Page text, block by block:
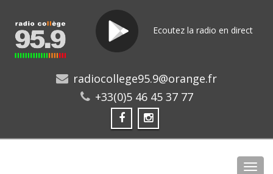
Ecoutez la radio en direct
radiocollege95.9@orange.fr
+33(0)5 46 45 37 77